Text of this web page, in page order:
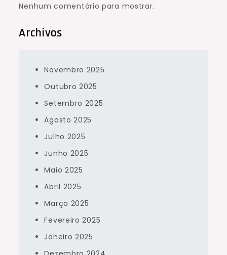
Nenhum comentário para mostrar.
Archivos
Novembro 2025
Outubro 2025
Setembro 2025
Agosto 2025
Julho 2025
Junho 2025
Maio 2025
Abril 2025
Março 2025
Fevereiro 2025
Janeiro 2025